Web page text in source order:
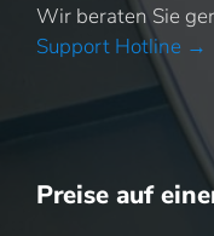
Wir beraten Sie
Support Hotline →
Preise auf